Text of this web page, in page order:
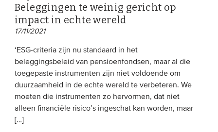
MEDIA
Podcasts
Video’s
WIE WE ZIJN
Beleggingen te weinig gericht op
impact in echte wereld
17/11/2021
‘ESG-criteria zijn nu standaard in het
beleggingsbeleid van pensioenfondsen, maar al die
toegepaste instrumenten zijn niet voldoende om
duurzaamheid in de echte wereld te verbeteren. We
moeten die instrumenten zo hervormen, dat niet
alleen financiële risico’s ingeschat kan worden, maar
[…]